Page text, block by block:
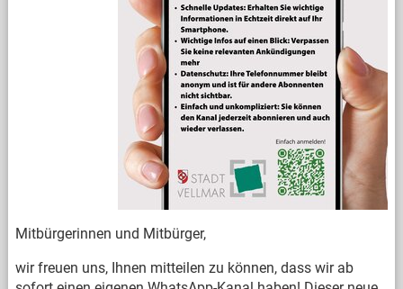
Mitbürgerinnen und Mitbürger,
wir freuen uns, Ihnen mitteilen zu können, dass wir ab